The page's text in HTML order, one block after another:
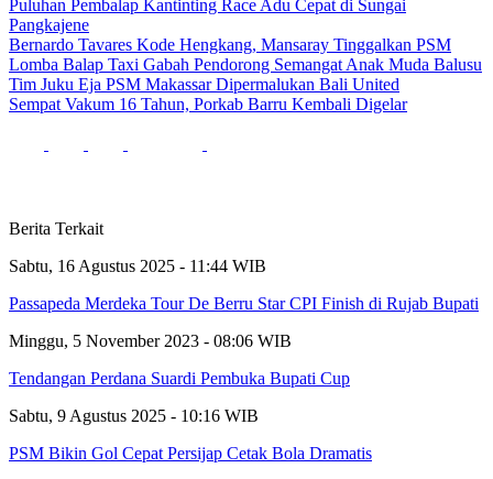
Puluhan Pembalap Kantinting Race Adu Cepat di Sungai
Pangkajene
Bernardo Tavares Kode Hengkang, Mansaray Tinggalkan PSM
Lomba Balap Taxi Gabah Pendorong Semangat Anak Muda Balusu
Tim Juku Eja PSM Makassar Dipermalukan Bali United
Sempat Vakum 16 Tahun, Porkab Barru Kembali Digelar
Berita Terkait
Sabtu, 16 Agustus 2025 - 11:44 WIB
Passapeda Merdeka Tour De Berru Star CPI Finish di Rujab Bupati
Minggu, 5 November 2023 - 08:06 WIB
Tendangan Perdana Suardi Pembuka Bupati Cup
Sabtu, 9 Agustus 2025 - 10:16 WIB
PSM Bikin Gol Cepat Persijap Cetak Bola Dramatis